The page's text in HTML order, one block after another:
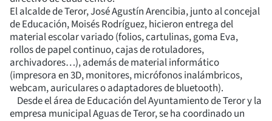
El alcalde de Teror, José Agustín Arencibia, junto al concejal
de Educación, Moisés Rodríguez, hicieron entrega del
material escolar variado (folios, cartulinas, goma Eva,
rollos de papel continuo, cajas de rotuladores,
archivadores…), además de material informático
(impresora en 3D, monitores, micrófonos inalámbricos,
webcam, auriculares o adaptadores de bluetooth).
Desde el área de Educación del Ayuntamiento de Teror y la
empresa municipal Aguas de Teror, se ha coordinado un